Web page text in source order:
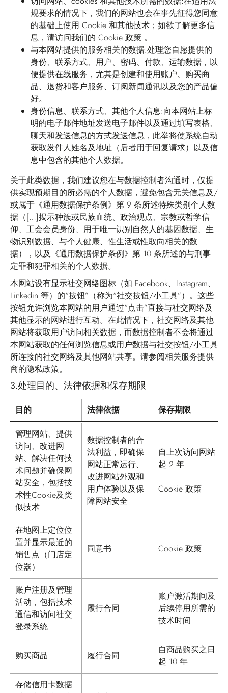
规要求的情况下，我们的网站也会在事先征得您同意
的基础上使用 Cookie 和其他技术；如欲了解更多信
息，请访问我们的 Cookie 政策 。
与本网站提供的服务相关的数据:处理您自愿提供的
身份、联系方式、用户、密码、付款、运输数据，以
便提供在线服务，尤其是创建和使用账户、购买商
品、退货和客户服务、订阅新闻通讯以及您的产品偏
好。
身份信息、联系方式、其他个人信息:向本网站上标
明的电子邮件地址发送电子邮件以及通过填写表格、
聊天和发送信息的方式发送信息，此举将使系统自动
获取发件人姓名及地址（后者用于回复请求）以及信
息中包含的其他个人数据。
关于此类数据，我们建议您在与数据控制者沟通时，仅提
供实现预期目的所必需的个人数据，避免包含无关信息及/
或属于《通用数据保护条例》第 9 条所述特殊类别个人数
据（[…]揭示种族或民族血统、政治观点、宗教或哲学信
仰、工会会员身份、用于唯一识别自然人的基因数据、生
物识别数据、与个人健康、性生活或性取向相关的数
据），以及《通用数据保护条例》第 10 条所述的与刑事
定罪和犯罪相关的个人数据。
本网站设有显示社交网络图标（如 Facebook、Instagram、
Linkedin 等）的“按钮”（称为“社交按钮/小工具”）。这些
按钮允许浏览本网站的用户通过“点击”直接与社交网络及
其他显示的网站进行互动。在此情况下，社交网络及其他
网站将获取用户访问相关数据，而数据控制者不会将通过
本网站获取的任何浏览信息或用户数据与社交按钮/小工具
所连接的社交网络及其他网站共享。请参阅相关服务提供
商的隐私政策。
3.处理目的、法律依据和保存期限
处理目的、法律依据和保存期限
目的 法律依据 保存期限
管理网站、提供
访问、改进网
站、解决任何技
术问题并确保网
站安全，包括技
术性Cookie及类
似技术
数据控制者的合
法利益，即确保
网站正常运行、
改进网站外观和
用户体验以及保
障网站安全
自上次访问网站
起 2 年
Cookie 政策
在地图上定位位
置并显示最近的
销售点（门店定
位器）
同意书 Cookie 政策
账户注册及管理
活动，包括技术
通信和访问社交
登录系统
履行合同
账户激活期间及
后续停用所需的
技术时间
购买商品 履行合同
自商品购买之日
起 10 年
存储信用卡数据